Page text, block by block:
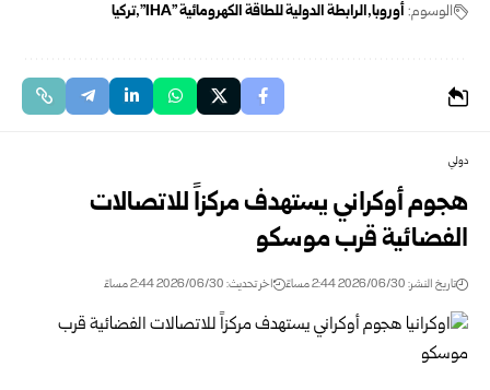
الوسوم: أوروبا الرابطة الدولية للطاقة الكهرومائية "IHA" تركيا
دولي
هجوم أوكراني يستهدف مركزاً للاتصالات
الفضائية قرب موسكو
تاريخ النشر: 2026/06/30 2:44 مساءً اخر تحديث: 2026/06/30 2:44 مساءً